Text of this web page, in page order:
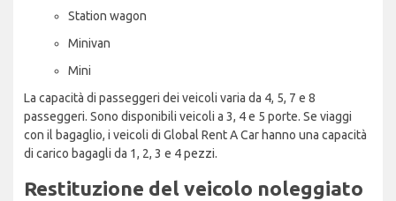
Station wagon
Minivan
Mini
La capacità di passeggeri dei veicoli varia da 4, 5, 7 e 8
passeggeri. Sono disponibili veicoli a 3, 4 e 5 porte. Se viaggi
con il bagaglio, i veicoli di Global Rent A Car hanno una capacità
di carico bagagli da 1, 2, 3 e 4 pezzi.
Restituzione del veicolo noleggiato